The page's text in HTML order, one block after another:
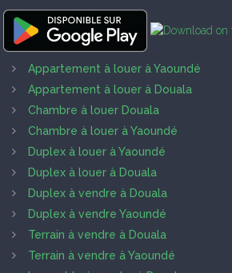
Appartement à louer à Yaoundé
Appartement à louer à Douala
Chambre à louer Douala
Chambre à louer à Yaoundé
Duplex à louer à Yaoundé
Duplex à louer à Douala
Duplex à vendre à Douala
Duplex à vendre Yaoundé
Terrain à vendre à Douala
Terrain à vendre à Yaoundé